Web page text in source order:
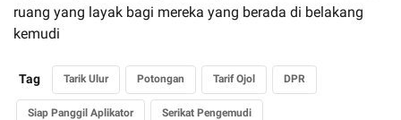
ruang yang layak bagi mereka yang berada di belakang
kemudi
Tag Tarik Ulur Potongan Tarif Ojol DPR
Siap Panggil Aplikator Serikat Pengemudi